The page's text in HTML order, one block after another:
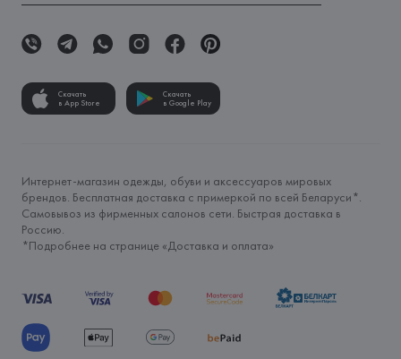
Скачать
в App Store
Скачать
в Google Play
Интернет-магазин одежды, обуви и аксессуаров мировых
брендов. Бесплатная доставка с примеркой по всей Беларуси*.
Самовывоз из фирменных салонов сети. Быстрая доставка в
Россию.
*Подробнее на странице «Доставка и оплата»